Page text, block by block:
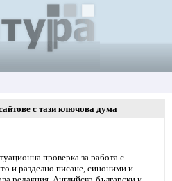
с тази ключова дума
проверка за работа с
и разделно писане, синоними и